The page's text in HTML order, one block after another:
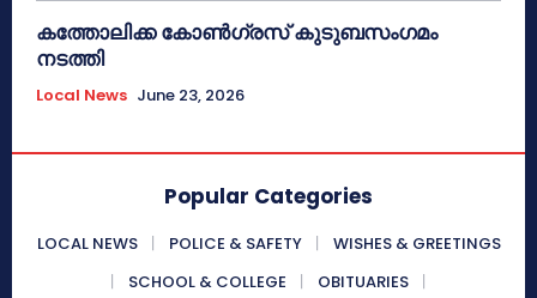
കത്തോലിക്ക കോൺഗ്രസ് കുടുബസംഗമം
നടത്തി
Local News June 23, 2026
Popular Categories
LOCAL NEWS POLICE & SAFETY
WISHES & GREETINGS
SCHOOL & COLLEGE
OBITUARIES